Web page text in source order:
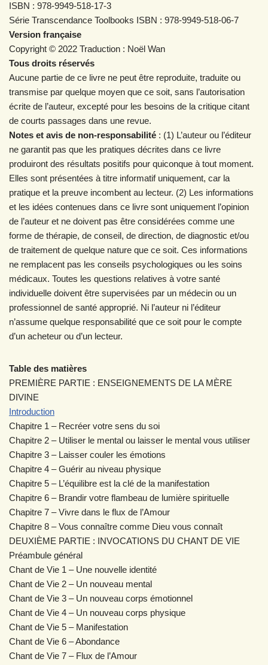
ISBN : 978-9949-518-17-3
Série Transcendance Toolbooks ISBN : 978-9949-518-06-7
Version française
Copyright © 2022 Traduction : Noël Wan
Tous droits réservés
Aucune partie de ce livre ne peut être reproduite, traduite ou
transmise par quelque moyen que ce soit, sans l’autorisation
écrite de l’auteur, excepté pour les besoins de la critique citant
de courts passages dans une revue.
Notes et avis de non-responsabilité : (1) L’auteur ou l’éditeur
ne garantit pas que les pratiques décrites dans ce livre
produiront des résultats positifs pour quiconque à tout moment.
Elles sont présentées à titre informatif uniquement, car la
pratique et la preuve incombent au lecteur. (2) Les informations
et les idées contenues dans ce livre sont uniquement l’opinion
de l’auteur et ne doivent pas être considérées comme une
forme de thérapie, de conseil, de direction, de diagnostic et/ou
de traitement de quelque nature que ce soit. Ces informations
ne remplacent pas les conseils psychologiques ou les soins
médicaux. Toutes les questions relatives à votre santé
individuelle doivent être supervisées par un médecin ou un
professionnel de santé approprié. Ni l’auteur ni l’éditeur
n’assume quelque responsabilité que ce soit pour le compte
d’un acheteur ou d’un lecteur.
Table des matières
PREMIÈRE PARTIE : ENSEIGNEMENTS DE LA MÈRE
DIVINE
Introduction
Chapitre 1 – Recréer votre sens du soi
Chapitre 2 – Utiliser le mental ou laisser le mental vous utiliser
Chapitre 3 – Laisser couler les émotions
Chapitre 4 – Guérir au niveau physique
Chapitre 5 – L’équilibre est la clé de la manifestation
Chapitre 6 – Brandir votre flambeau de lumière spirituelle
Chapitre 7 – Vivre dans le flux de l’Amour
Chapitre 8 – Vous connaître comme Dieu vous connaît
DEUXIÈME PARTIE : INVOCATIONS DU CHANT DE VIE
Préambule général
Chant de Vie 1 – Une nouvelle identité
Chant de Vie 2 – Un nouveau mental
Chant de Vie 3 – Un nouveau corps émotionnel
Chant de Vie 4 – Un nouveau corps physique
Chant de Vie 5 – Manifestation
Chant de Vie 6 – Abondance
Chant de Vie 7 – Flux de l’Amour